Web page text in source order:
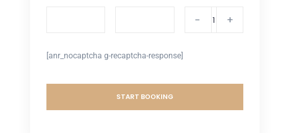
- +
[anr_nocaptcha g-recaptcha-response]
START BOOKING